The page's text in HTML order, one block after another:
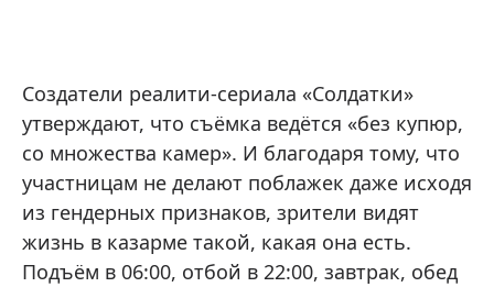
Создатели реалити-сериала «Солдатки»
утверждают, что съёмка ведётся «без купюр,
со множества камер». И благодаря тому, что
участницам не делают поблажек даже исходя
из гендерных признаков, зрители видят
жизнь в казарме такой, какая она есть.
Подъём в 06:00, отбой в 22:00, завтрак, обед